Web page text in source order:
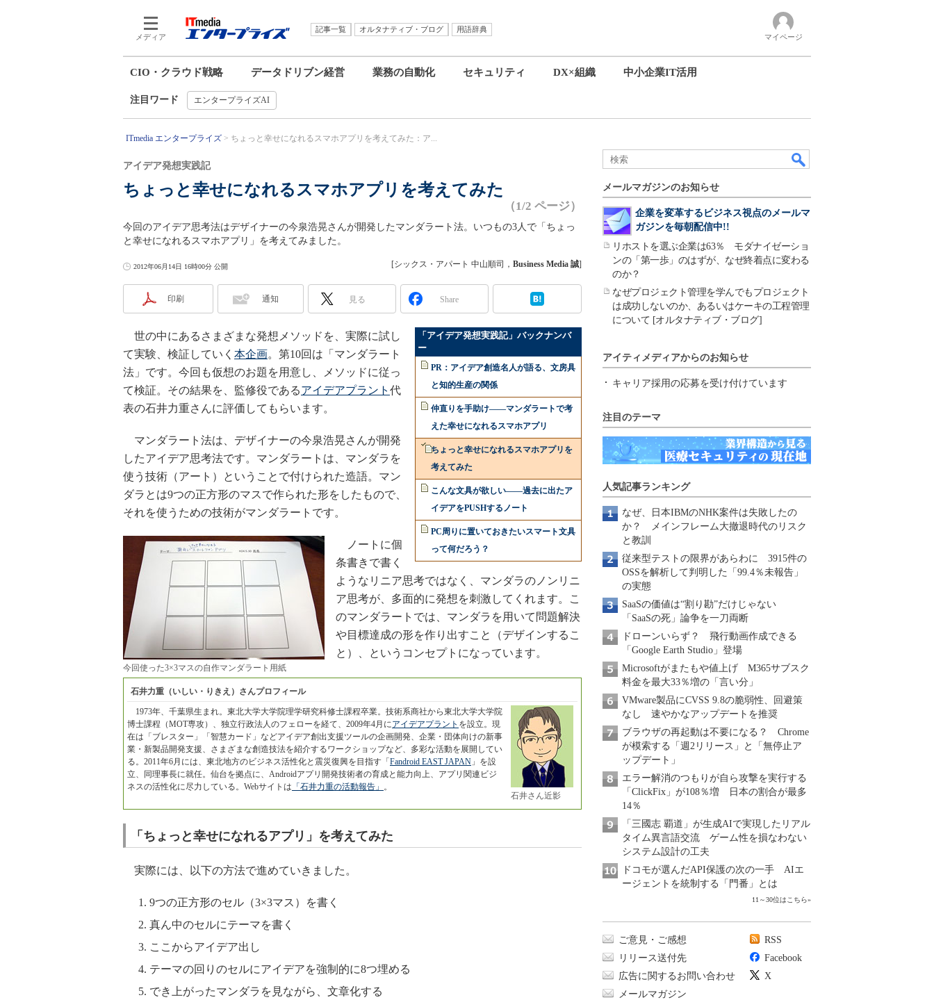
メディア
記事一覧 オルタナティブ・ブログ
用語辞典
マイページ
CIO・クラウド戦略 データドリブン経営 業務の自動化 セキュリティ DX×組織 中小企業IT活用
注目ワード エンタープライズAI
ITmedia エンタープライズ ちょっと幸せになれるスマホアプリを考えてみた：ア...
ちょっと幸せになれるスマホアプリを考えてみた
アイデア発想実践記
（1/2 ページ）
今回のアイデア思考法はデザイナーの今泉浩晃さんが開発したマンダラート法。いつもの3人で「ちょっ
と幸せになれるスマホアプリ」を考えてみました。
2012年06月14日 16時00分 公開 [シックス・アパート 中山順司， Business Media 誠]
印刷 通知 見る Share
「アイデア発想実践記」バックナンバ
ー
PR：アイデア創造名人が語る、文房具
と知的生産の関係
仲直りを手助け――マンダラートで考
えた幸せになれるスマホアプリ
ちょっと幸せになれるスマホアプリを
考えてみた
こんな文具が欲しい――過去に出たア
イデアをPUSHするノート
PC周りに置いておきたいスマート文具
って何だろう？
世の中にあるさまざまな発想メソッドを、実際に試し
て実験、検証していく 本企画。第10回は「マンダラート
法」です。今回も仮想のお題を用意し、メソッドに従っ
て検証。その結果を、監修役であるアイデアプラント 代
表の石井力重さんに評価してもらいます。
マンダラート法は、デザイナーの今泉浩晃さんが開発
したアイデア思考法です。マンダラートは、マンダラを
使う技術（アート）ということで付けられた造語。マン
ダラとは9つの正方形のマスで作られた形をしたもので、
それを使うための技術がマンダラートです。
今回使った3×3マスの自作マンダラート用紙
ノートに個
条書きで書く
ようなリニア思考ではなく、マンダラのノンリニ
ア思考が、多面的に発想を刺激してくれます。こ
のマンダラートでは、マンダラを用いて問題解決
や目標達成の形を作り出すこと（デザインするこ
と）、というコンセプトになっています。
石井力重（いしい・りきえ）さんプロフィール
石井さん近影
1973年、千葉県生まれ。東北大学大学院理学研究科修士課程卒業。技術系商社から東北大学大学院
博士課程（MOT専攻）、独立行政法人のフェローを経て、2009年4月にアイデアプラント を設立。現
在は「ブレスター」「智慧カード」などアイデア創出支援ツールの企画開発、企業・団体向けの新事
業・新製品開発支援、さまざまな創造技法を紹介するワークショップなど、多彩な活動を展開してい
る。2011年6月には、東北地方のビジネス活性化と震災復興を目指す「 Fandroid EAST JAPAN 」を設
立、同理事長に就任。仙台を拠点に、Androidアプリ開発技術者の育成と能力向上、アプリ関連ビジ
ネスの活性化に尽力している。Webサイトは 「石井力重の活動報告」 。
「ちょっと幸せになれるアプリ」を考えてみた
実際には、以下の方法で進めていきました。
9つの正方形のセル（3×3マス）を書く
真ん中のセルにテーマを書く
ここからアイデア出し
テーマの回りのセルにアイデアを強制的に8つ埋める
でき上がったマンダラを見ながら、文章化する
メールマガジンのお知らせ
企業を変革するビジネス視点のメールマ
ガジンを毎朝配信中!!
リホストを選ぶ企業は63％ モダナイゼーショ
ンの「第一歩」のはずが、なぜ終着点に変わる
のか？
なぜプロジェクト管理を学んでもプロジェクト
は成功しないのか、あるいはケーキの工程管理
について [オルタナティブ・ブログ]
アイティメディアからのお知らせ
キャリア採用の応募を受け付けています
注目のテーマ
人気記事ランキング
なぜ、日本IBMのNHK案件は失敗したの
か？ メインフレーム大撤退時代のリスク
と教訓
従来型テストの限界があらわに 3915件の
OSSを解析して判明した「99.4％未報告」
の実態
SaaSの価値は“割り勘”だけじゃない
「SaaSの死」論争を一刀両断
ドローンいらず？ 飛行動画作成できる
「Google Earth Studio」登場
Microsoftがまたもや値上げ M365サブスク
料金を最大33％増の「言い分」
VMware製品にCVSS 9.8の脆弱性、回避策
なし 速やかなアップデートを推奨
ブラウザの再起動は不要になる？ Chrome
が模索する「週2リリース」と「無停止ア
ップデート」
エラー解消のつもりが自ら攻撃を実行する
「ClickFix」が108％増 日本の割合が最多
14％
「三國志 覇道」が生成AIで実現したリアル
タイム異言語交流 ゲーム性を損なわない
システム設計の工夫
ドコモが選んだAPI保護の次の一手 AIエ
ージェントを統制する「門番」とは
11～30位はこちら»
ご意見・ご感想
リリース送付先
広告に関するお問い合わせ
メールマガジン
RSS
Facebook
X